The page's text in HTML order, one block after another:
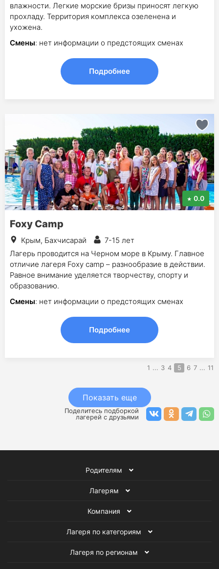
влажности. Легкие морские бризы приносят легкую
прохладу. Территория комплекса озеленена и
ухожена.
Смены: нет информации о предстоящих сменах
Подробнее
0.0
Foxy Camp
Крым, Бахчисарай
7-15 лет
Лагерь проводится на Черном море в Крыму. Главное
отличие лагеря Foxy camp – разнообразие в действии.
Равное внимание уделяется творчеству, спорту и
образованию.
Смены: нет информации о предстоящих сменах
Подробнее
1 ... 3 4 5 6 7 ... 11
Показать еще
Поделитесь подборкой
лагерей с друзьями
Родителям
Лагерям
Компания
Лагеря по категориям
Лагеря по регионам